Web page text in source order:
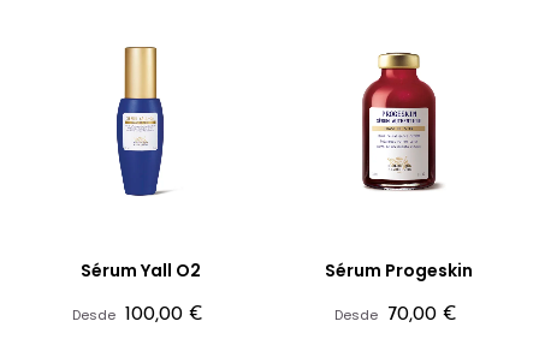
Sérum Yall O2
Desde Precio
100,00 €
Sérum Progeskin
Desde Precio
70,00 €